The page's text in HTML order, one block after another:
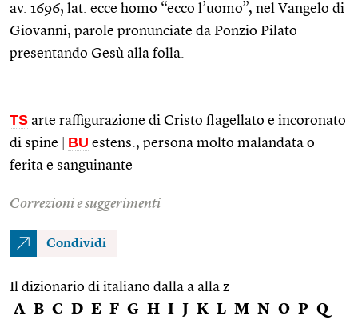
av. 1696; lat. ecce homo “ecco l’uomo”, nel Vangelo di
Giovanni, parole pronunciate da Ponzio Pilato
presentando Gesù alla folla.
TS arte raffigurazione di Cristo flagellato e incoronato
di spine
BU estens., persona molto malandata o
ferita e sanguinante
Correzioni e suggerimenti
Condividi
Il dizionario di italiano dalla a alla z
A B C D E F G H I J K L M N O P Q